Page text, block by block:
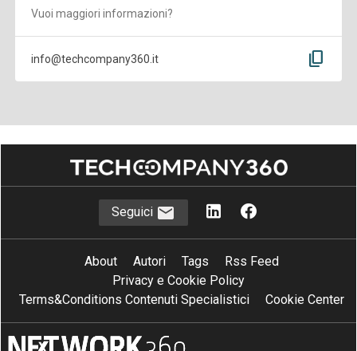
Vuoi maggiori informazioni?
info@techcompany360.it content_copy
Seguici
About Autori Tags
Rss Feed
Privacy e Cookie Policy
Terms&Conditions Contenuti Specialistici
Cookie Center